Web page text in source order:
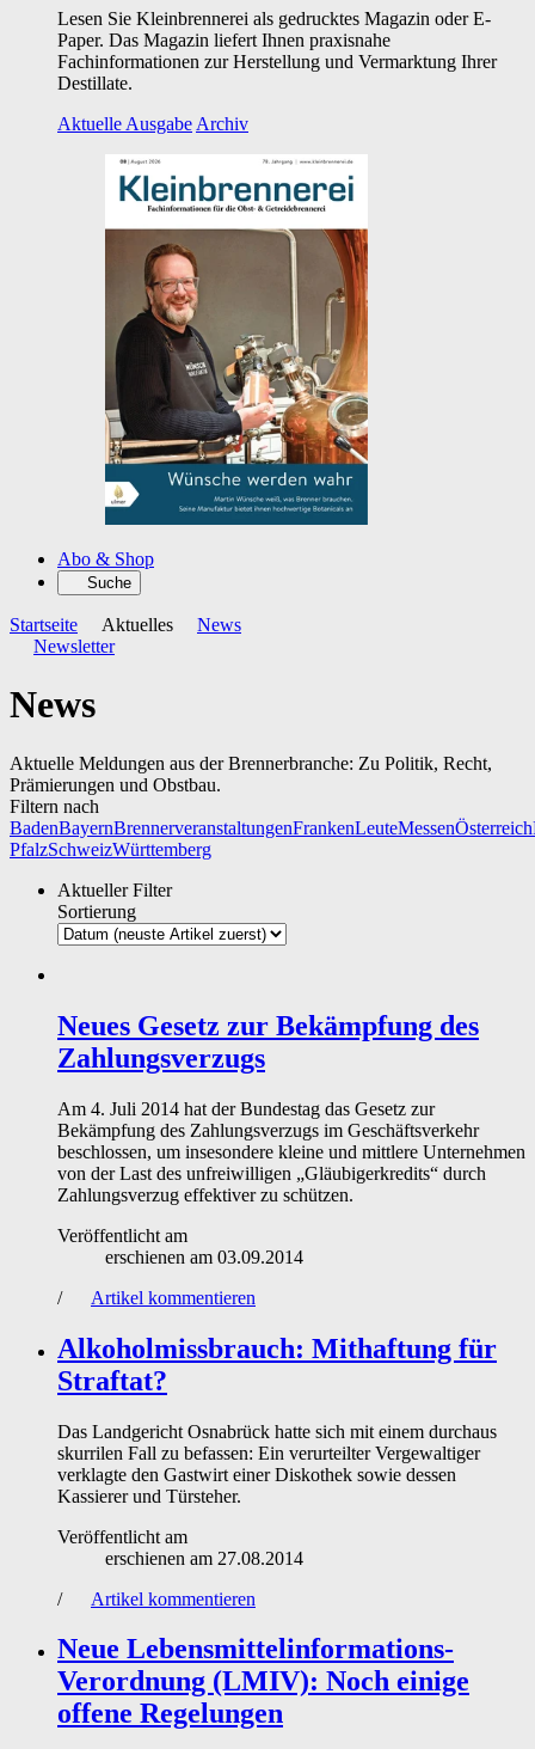
Lesen Sie Kleinbrennerei als gedrucktes Magazin oder E-
Paper. Das Magazin liefert Ihnen praxisnahe
Fachinformationen zur Herstellung und Vermarktung Ihrer
Destillate.
Aktuelle Ausgabe Archiv
Abo & Shop
Suche
Startseite Aktuelles
News
Newsletter
News
Aktuelle Meldungen aus der Brennerbranche: Zu Politik, Recht,
Prämierungen und Obstbau.
Filtern nach
BadenBayernBrennerveranstaltungenFrankenLeuteMessenÖsterreich
PfalzSchweizWürttemberg
Aktueller Filter
Sortierung
Neues Gesetz zur Bekämpfung des
Zahlungsverzugs
Am 4. Juli 2014 hat der Bundestag das Gesetz zur
Bekämpfung des Zahlungsverzugs im Geschäftsverkehr
beschlossen, um insesondere kleine und mittlere Unternehmen
von der Last des unfreiwilligen „Gläubigerkredits“ durch
Zahlungsverzug effektiver zu schützen.
Veröffentlicht am
erschienen am 03.09.2014
/
Artikel kommentieren
Alkoholmissbrauch: Mithaftung für
Straftat?
Das Landgericht Osnabrück hatte sich mit einem durchaus
skurrilen Fall zu befassen: Ein verurteilter Vergewaltiger
verklagte den Gastwirt einer Diskothek sowie dessen
Kassierer und Türsteher.
Veröffentlicht am
erschienen am 27.08.2014
/
Artikel kommentieren
Neue Lebensmittelinformations-
Verordnung (LMIV): Noch einige
offene Regelungen